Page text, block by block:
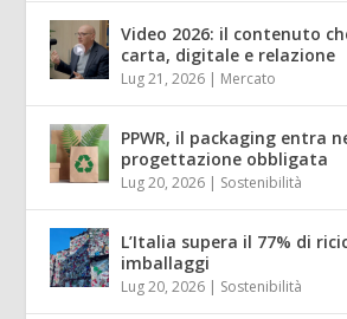
Video 2026: il contenuto
carta, digitale e relazione
Lug 21, 2026 | Mercato
PPWR, il packaging entra
progettazione obbligata
Lug 20, 2026 | Sostenibilità
L’Italia supera il 77% di
imballaggi
Lug 20, 2026 | Sostenibilità